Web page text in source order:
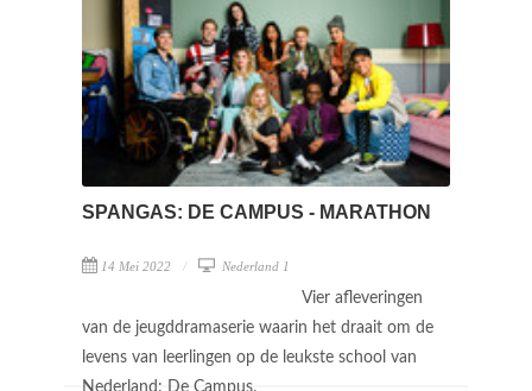
SPANGAS: DE CAMPUS - MARATHON
14 Mei 2022 Nederland 1
Vier afleveringen
van de jeugddramaserie waarin het draait om de
levens van leerlingen op de leukste school van
Nederland: De Campus.